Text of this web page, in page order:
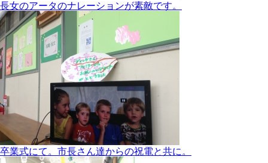
長女のアータのナレーションが素敵です。
卒業式にて。市長さん達からの祝電と共に。